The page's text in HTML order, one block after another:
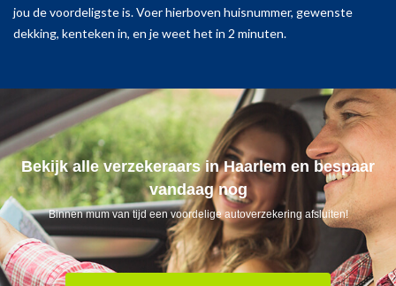
jou de voordeligste is. Voer hierboven huisnummer, gewenste
dekking, kenteken in, en je weet het in 2 minuten.
Bekijk alle verzekeraars in Haarlem en bespaar
vandaag nog
Binnen mum van tijd een voordelige autoverzekering afsluiten!